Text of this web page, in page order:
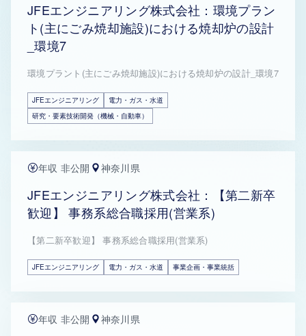
JFEエンジニアリング株式会社：環境プラン
ト(主にごみ焼却施設)における焼却炉の設計
_環境7
環境プラント(主にごみ焼却施設)における焼却炉の設計_環境7
JFEエンジニアリング
電力・ガス・水道
研究・要素技術開発（機械・自動車）
年収 非公開 神奈川県
JFEエンジニアリング株式会社：【第二新卒
歓迎】 事務系総合職採用(営業系)
【第二新卒歓迎】 事務系総合職採用(営業系)
JFEエンジニアリング 電力・ガス・水道 事業企画・事業統括
年収 非公開 神奈川県